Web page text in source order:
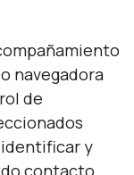
navegadora
de
y
contacto